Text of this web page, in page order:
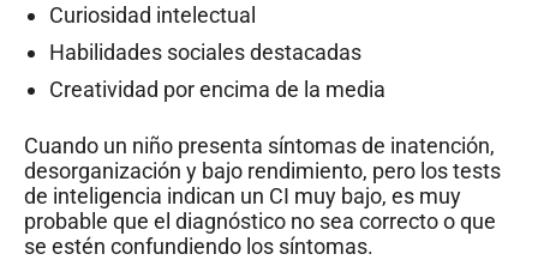
Curiosidad intelectual
Habilidades sociales destacadas
Creatividad por encima de la media
Cuando un niño presenta síntomas de inatención,
desorganización y bajo rendimiento, pero los tests
de inteligencia indican un CI muy bajo, es muy
probable que el diagnóstico no sea correcto o que
se estén confundiendo los síntomas.